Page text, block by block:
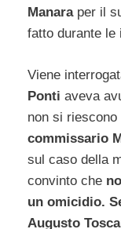
Manara per il
fatto durante le
Viene
Ponti aveva
non si
commissario
sul caso della
convinto che
un omicidio.
Augusto